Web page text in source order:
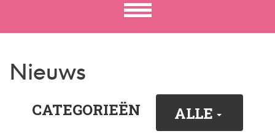
Toon
het
menu
Nieuws
CATEGORIEËN ALLE